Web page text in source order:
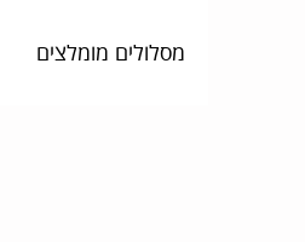
מסלולים מומלצים